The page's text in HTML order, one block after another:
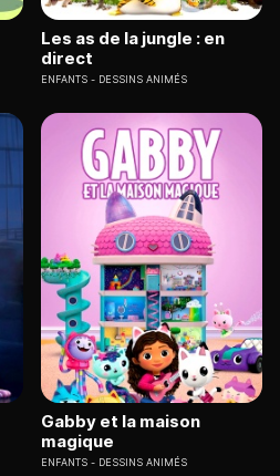
Les as de la jungle : en
direct
ENFANTS DESSINS ANIMÉS
Gabby et la maison
magique
ENFANTS DESSINS ANIMÉS